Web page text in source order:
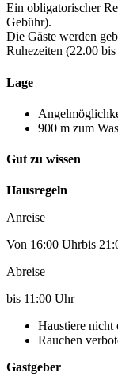
Ein obligatorischer
Gebühr).
Die Gäste werden
Ruhezeiten (22.00
Lage
900 m zum
Gut zu wissen
Hausregeln
Anreise
Von 16:00 Uhrbis
Abreise
bis 11:00 Uhr
Haustiere nicht
Rauchen
Gastgeber